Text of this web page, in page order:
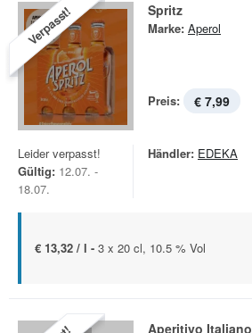
Verpasst! Spritz
Marke: Aperol
Preis: € 7,99
Leider verpasst!
Gültig: 12.07. -
18.07.
Händler: EDEKA
€ 13,32 / l - 3 x 20 cl, 10.5 % Vol
Aperitivo Italiano